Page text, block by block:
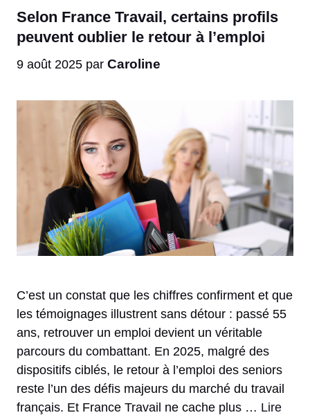
Selon France Travail, certains profils
peuvent oublier le retour à l’emploi
9 août 2025 par Caroline
C’est un constat que les chiffres confirment et que
les témoignages illustrent sans détour : passé 55
ans, retrouver un emploi devient un véritable
parcours du combattant. En 2025, malgré des
dispositifs ciblés, le retour à l’emploi des seniors
reste l’un des défis majeurs du marché du travail
français. Et France Travail ne cache plus … Lire